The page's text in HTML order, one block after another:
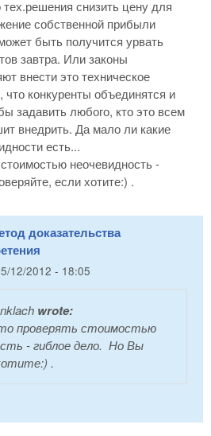
тех.решения снизить цену для
собственной прибыли
быть получится урвать
завтра. Или законы
внести это техническое
конкуренты объединятся и
задавить любого, кто это всем
внедрить. Да мало ли какие
есть...
неочевидность -
если хотите:) .
доказательства
12/2012 - 18:05
wrote:
проверять стоимостью
- гиблое дело. Но Вы
.